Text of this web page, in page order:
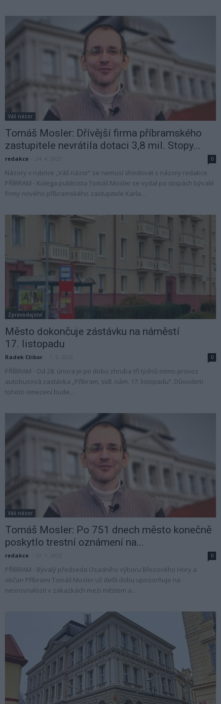
Váš názor
Tomáš Mosler: Dřívější firma příbramského
zastupitele nevrátila dotaci 3,8 mil. Stopy...
redakce 0
Názory v rubrice „Váš názor“ se nemusí shodovat s názory redakce.
PŘÍBRAM - Kolega publicista Tomáš Mosler se vydal po stopách bývalé
firmy nového příbramského zastupitele Karla...
Zpravodajství
Město dokončuje zástávku na náměstí
17. listopadu
Radek Ctibor 0
PŘÍBRAM - Od 28. února je po dobu zhruba tří týdnů mimo provoz
autobusová zastávka „Příbram, sídl. nám. 17. listopadu“. Důvodem
tohoto omezení bude...
Váš názor
Tomáš Mosler: Po 751 dnech město konečně
poskytlo trestní oznámení na...
redakce 0
PŘÍBRAM - Bývalý předseda Osadního výboru Březového Hory a
občan Příbrami Tomáš Mosler už delší dobu upozorňuje na
nesrovnalosti v zakazkách mezi městem a...